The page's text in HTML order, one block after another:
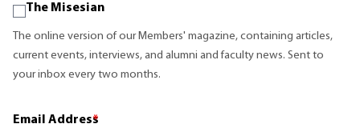
The Misesian
The online version of our Members' magazine, containing articles,
current events, interviews, and alumni and faculty news. Sent to
your inbox every two months.
Email Address
*